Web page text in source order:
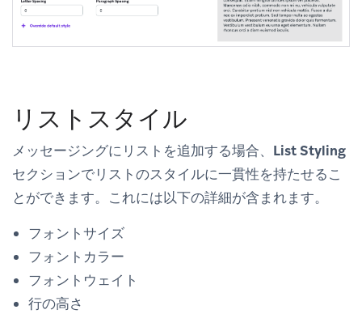
リストスタイル
メッセージングにリストを追加する場合、 List Styling
セクションでリストのスタイルに一貫性を持たせるこ
とができます。これには以下の詳細が含まれます。
フォントサイズ
フォントカラー
フォントウェイト
行の高さ